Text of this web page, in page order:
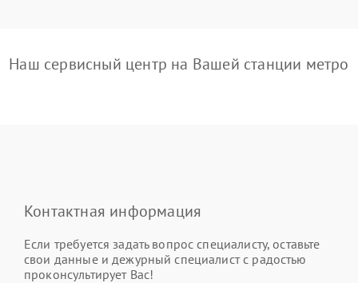
Наш сервисный центр на Вашей станции метро
Контактная информация
Если требуется задать вопрос специалисту, оставьте
свои данные и дежурный специалист с радостью
проконсультирует Вас!